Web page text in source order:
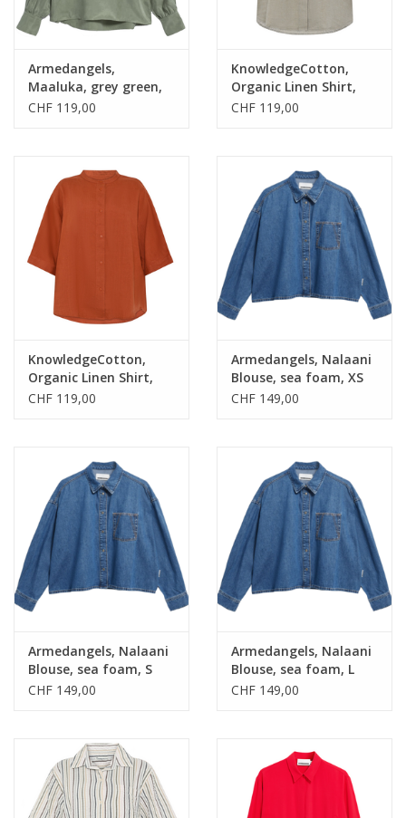
Armedangels,
Maaluka, grey green,
XS
CHF 119,00
KnowledgeCotton,
Organic Linen Shirt,
twill, XS
CHF 119,00
KnowledgeCotton,
Organic Linen Shirt,
burnt brick, S
CHF 119,00
Armedangels, Nalaani
Blouse, sea foam, XS
CHF 149,00
Armedangels, Nalaani
Blouse, sea foam, S
CHF 149,00
Armedangels, Nalaani
Blouse, sea foam, L
CHF 149,00